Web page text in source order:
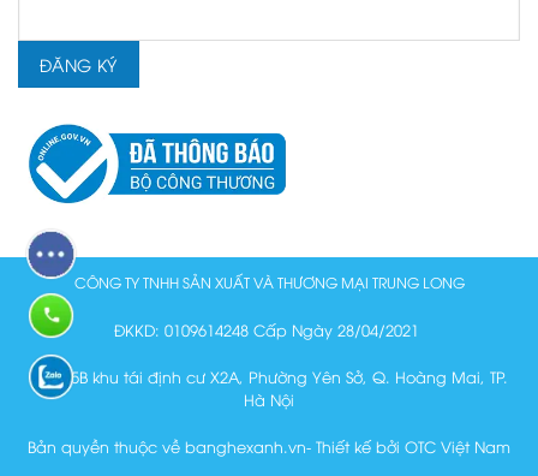
CÔNG TY TNHH SẢN XUẤT VÀ THƯƠNG MẠI TRUNG LONG
ĐKKD: 0109614248 Cấp Ngày 28/04/2021
Lô N15B khu tái định cư X2A, Phường Yên Sở, Q. Hoàng Mai, TP.
Hà Nội
Bản quyền thuộc về banghexanh.vn- Thiết kế bởi OTC Việt Nam